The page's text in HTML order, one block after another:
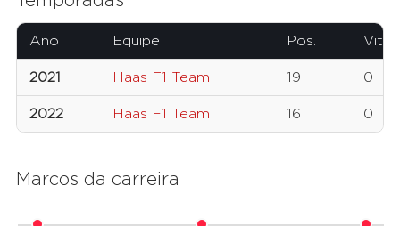
Ano Equipe Pos.
2021 Haas F1 Team 19 0
2022 Haas F1 Team 16 0
Marcos da carreira